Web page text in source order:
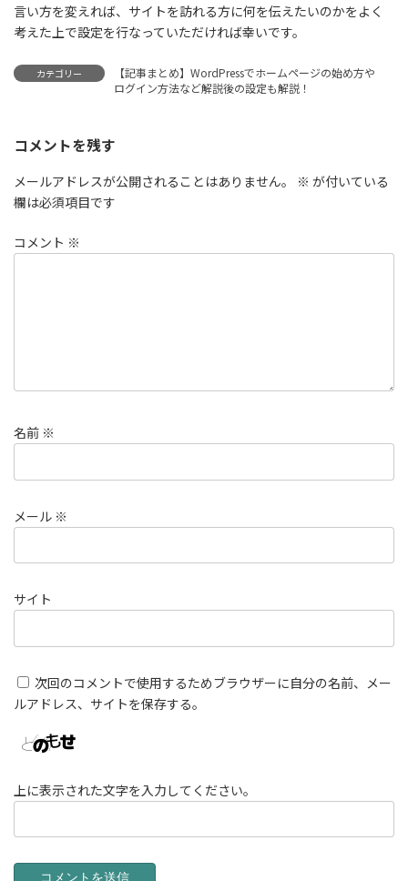
言い方を変えれば、サイトを訪れる方に何を伝えたいのかをよく
考えた上で設定を行なっていただければ幸いです。
カテゴリー
【記事まとめ】WordPressでホームページの始め方や
ログイン方法など解説後の設定も解説！
コメントを残す
メールアドレスが公開されることはありません。 ※ が付いている
欄は必須項目です
コメント ※
名前 ※
メール ※
サイト
次回のコメントで使用するためブラウザーに自分の名前、メー
ルアドレス、サイトを保存する。
上に表示された文字を入力してください。